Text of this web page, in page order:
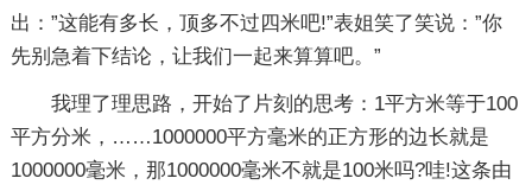
出：”这能有多长，顶多不过四米吧!”表姐笑了笑说：”你
先别急着下结论，让我们一起来算算吧。”
我理了理思路，开始了片刻的思考：1平方米等于100
平方分米，……1000000平方毫米的正方形的边长就是
1000000毫米，那1000000毫米不就是100米吗?哇!这条由